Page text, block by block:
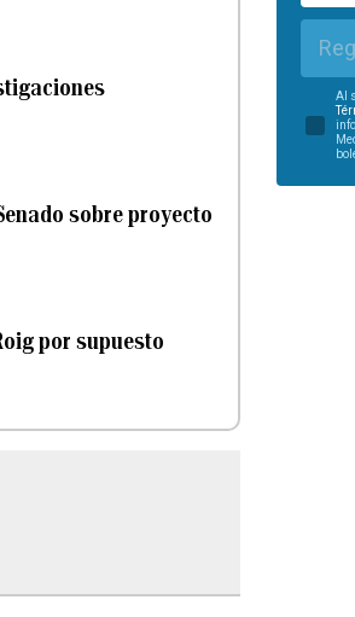
sobre proyecto
por supuesto
Al